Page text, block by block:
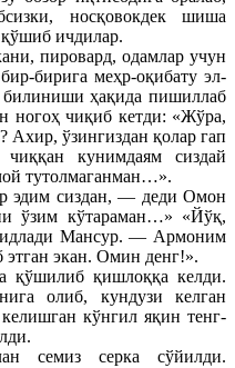
носқовокдек шиша
ичдилар.
пировард, одамлар учун
бирига меҳр-оқибату эл-
ҳақида пишиллаб
ногоҳ чиқиб кетди: «Жўра,
Ахир, ўзингиздан қолар гап
кунимдаям сиздай
тутолмаганман…».
эдим сиздан, — деди Омон
ўзим кўтараман…» «Йўқ,
Мансур. — Армоним
экан. Омин денг!».
қишлоққа келди.
олиб, кундузи келган
кўнгил яқин тенг-
семиз серка сўйилди.